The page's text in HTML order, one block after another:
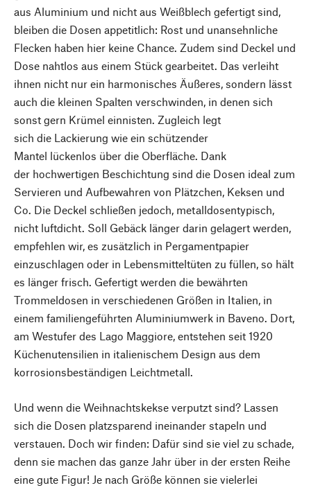
aus Aluminium und nicht aus Weißblech gefertigt sind,
bleiben die Dosen appetitlich: Rost und unansehnliche
Flecken haben hier keine Chance. Zudem sind Deckel und
Dose nahtlos aus einem Stück gearbeitet. Das verleiht
ihnen nicht nur ein harmonisches Äußeres, sondern lässt
auch die kleinen Spalten verschwinden, in denen sich
sonst gern Krümel einnisten. Zugleich legt
sich die Lackierung wie ein schützender
Mantel lückenlos über die Oberfläche. Dank
der hochwertigen Beschichtung sind die Dosen ideal zum
Servieren und Aufbewahren von Plätzchen, Keksen und
Co. Die Deckel schließen jedoch, metalldosentypisch,
nicht luftdicht. Soll Gebäck länger darin gelagert werden,
empfehlen wir, es zusätzlich in Pergamentpapier
einzuschlagen oder in Lebensmitteltüten zu füllen, so hält
es länger frisch. Gefertigt werden die bewährten
Trommeldosen in verschiedenen Größen in Italien, in
einem familiengeführten Aluminiumwerk in Baveno. Dort,
am Westufer des Lago Maggiore, entstehen seit 1920
Küchenutensilien in italienischem Design aus dem
korrosionsbeständigen Leichtmetall.
Und wenn die Weihnachtskekse verputzt sind? Lassen
sich die Dosen platzsparend ineinander stapeln und
verstauen. Doch wir finden: Dafür sind sie viel zu schade,
denn sie machen das ganze Jahr über in der ersten Reihe
eine gute Figur! Je nach Größe können sie vielerlei